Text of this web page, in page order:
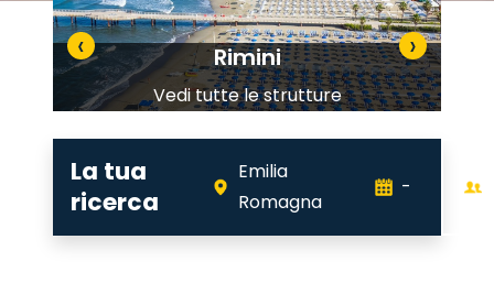
Rimini
Vedi tutte le strutture
‹ ›
La tua
ricerca
Emilia
Romagna
-